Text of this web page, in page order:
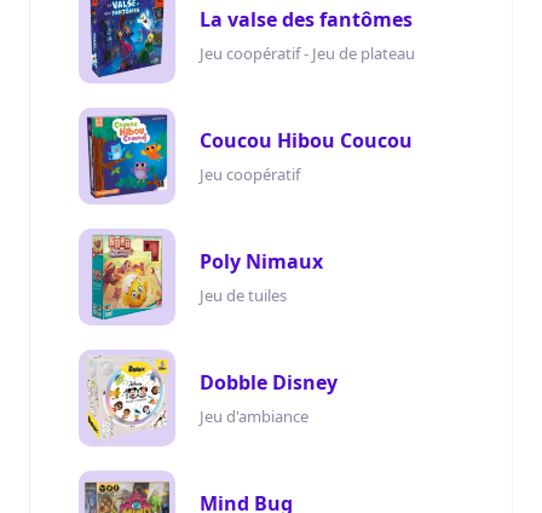
La valse des fantômes
Jeu coopératif - Jeu de plateau
Coucou Hibou Coucou
Jeu coopératif
Poly Nimaux
Jeu de tuiles
Dobble Disney
Jeu d'ambiance
Mind Bug